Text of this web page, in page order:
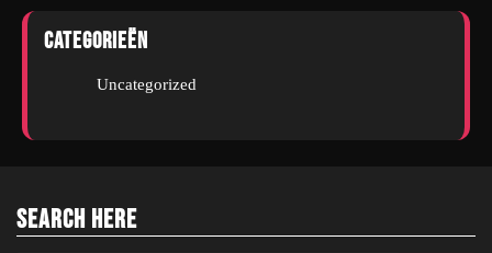
Categorieën
Uncategorized
Search Here